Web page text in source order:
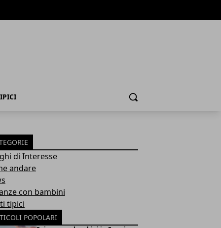
Cerca
di Interesse
andare
con bambini
tipici
POPOLARI